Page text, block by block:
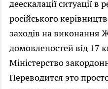
деескалації ситуації в
російського
заходів на виконання
домовленостей від 17
Міністерство
Переводится это